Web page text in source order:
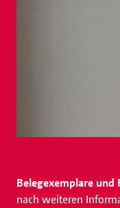
Belegexemplare und
nach weiteren